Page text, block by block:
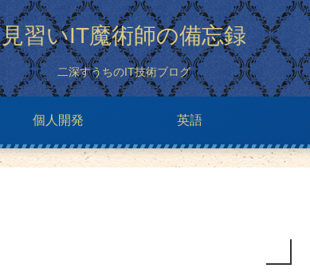
見習いIT魔術師の備忘録
二深すうちのIT技術ブログ
個人開発 英語